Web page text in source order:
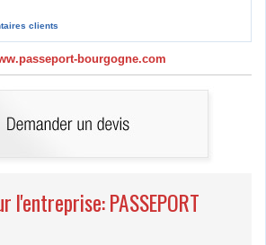
clients
bourgogne.com
l'entreprise: PASSEPORT